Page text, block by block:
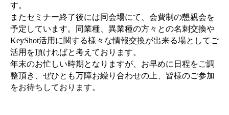
す。
またセミナー終了後には同会場にて、会費制の懇親会を
予定しています。同業種、異業種の方々との名刺交換や
KeyShot活用に関する様々な情報交換が出来る場としてご
活用を頂ければと考えております。
年末のお忙しい時期となりますが、お早めに日程をご調
整頂き、ぜひとも万障お繰り合わせの上、皆様のご参加
をお待ちしております。